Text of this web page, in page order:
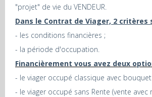
"projet" de vie du VENDEUR.
Dans le Contrat de Viager, 2 critères
- les conditions financières ;
- la période d'occupation.
Financièrement vous avez deux
- le viager occupé classique avec
- le viager occupé sans Rente (vente